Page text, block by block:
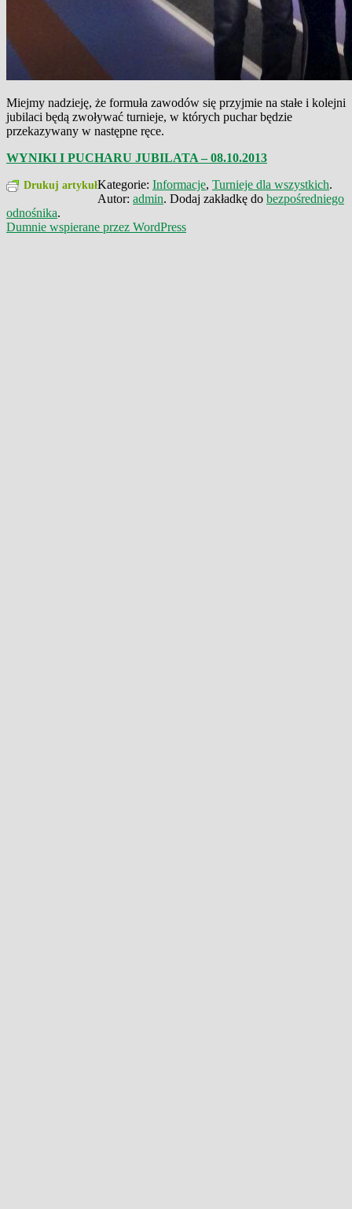
Miejmy nadzieję, że formuła zawodów się przyjmie na stałe i kolejni
jubilaci będą zwoływać turnieje, w których puchar będzie
przekazywany w następne ręce.
WYNIKI I PUCHARU JUBILATA – 08.10.2013
Drukuj artykułKategorie: Informacje, Turnieje dla wszystkich.
Autor: admin. Dodaj zakładkę do bezpośredniego
odnośnika.
Dumnie wspierane przez WordPress